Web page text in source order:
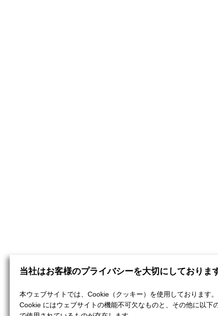
当社はお客様のプライバシーを大切にしておりま
本ウェブサイトでは、Cookie（クッキー）を使用しております。
Cookie にはウェブサイトの機能不可欠なものと、その他に以下